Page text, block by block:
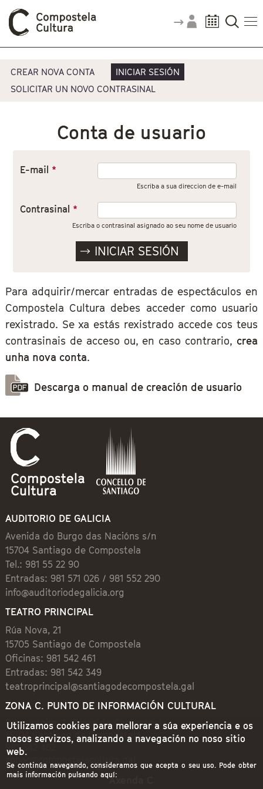
Pestanas principais
CREAR NOVA CONTA
INICIAR SESIÓN
SOLICITAR UN NOVO CONTRASINAL
Conta de usuario
E-mail *
Escriba a sua direccion de e-mail
Contrasinal *
Escriba o contrasinal asignado ao seu nome de usuario
Para adquirir/mercar entradas de espectáculos en
Compostela Cultura debes acceder como usuario
rexistrado. Se xa estás rexistrado accede cos teus
contrasinais de acceso ou, en caso contrario, crea
unha nova conta.
Descarga o manual de creación de usuario
AUDITORIO DE GALICIA
Avenida do Burgo das Nacións s/n
15704 Santiago de Compostela
Tel.: 981 55 22 90
Entradas: 981 571 026 / 981 552 290
info@auditoriodegalicia.org
TEATRO PRINCIPAL
Rúa Nova, 21
15705 Santiago de Compostela
Oficinas: 981 542 461
Entradas: 981 542 349
teatroprincipal@santiagodecompostela.gal
ZONA C. PUNTO DE INFORMACIÓN CULTURAL
Preguntoiro, 1 (Praza de Cervantes)
15704 Santiago de Compostela
981 542 462
zonac@compostelacultura.gal
Axenda C
Utilizamos cookies para mellorar a súa experiencia e os
nosos servizos, analizando a navegación no noso sitio
web.
Se continúa navegando, consideramos que acepta o seu uso. Pode obter
mais información pulsando aquí: